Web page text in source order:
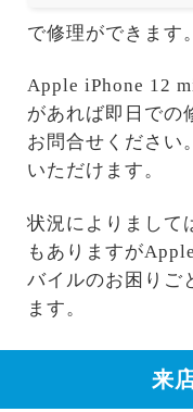
で修理ができます。
Apple iPhone 12
があれば即日での
お問合せください
いただけます。
状況によりまして
もありますが
バイルのお困りご
ます。
来